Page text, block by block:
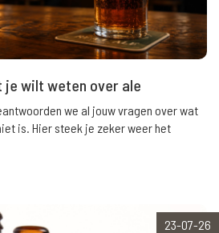
je wilt weten over ale
we al jouw vragen over wat
is. Hier steek je zeker weer het
23-07-26